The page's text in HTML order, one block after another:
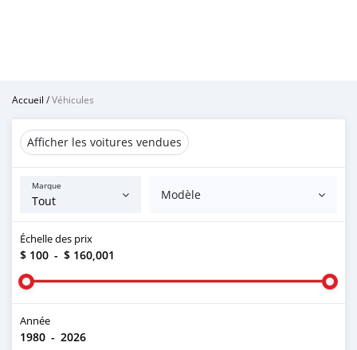
Accueil /Véhicules
Afficher les voitures vendues
Marque
Modèle
Échelle des prix
$ 100 - $ 160,001
Année
1980 - 2026